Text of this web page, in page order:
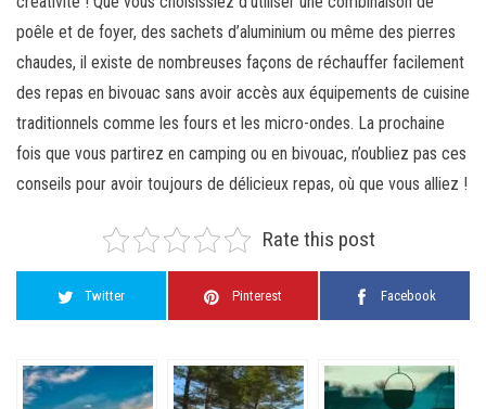
poêle et de foyer, des sachets d’aluminium ou même des pierres
chaudes, il existe de nombreuses façons de réchauffer facilement
des repas en bivouac sans avoir accès aux équipements de cuisine
traditionnels comme les fours et les micro-ondes. La prochaine
fois que vous partirez en camping ou en bivouac, n’oubliez pas ces
conseils pour avoir toujours de délicieux repas, où que vous alliez !
Rate this post
Twitter Pinterest Facebook